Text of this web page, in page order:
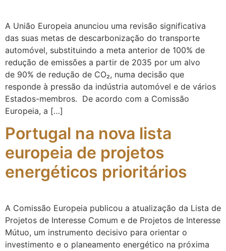
A União Europeia anunciou uma revisão significativa
das suas metas de descarbonização do transporte
automóvel, substituindo a meta anterior de 100% de
redução de emissões a partir de 2035 por um alvo
de 90% de redução de CO₂, numa decisão que
responde à pressão da indústria automóvel e de vários
Estados-membros. De acordo com a Comissão
Europeia, a […]
Portugal na nova lista
europeia de projetos
energéticos prioritários
A Comissão Europeia publicou a atualização da Lista de
Projetos de Interesse Comum e de Projetos de Interesse
Mútuo, um instrumento decisivo para orientar o
investimento e o planeamento energético na próxima